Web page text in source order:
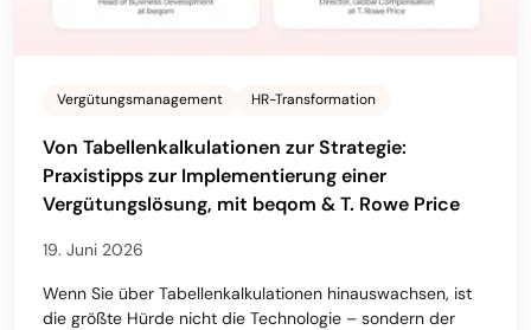
Vergütungsmanagement HR-Transformation
Von Tabellenkalkulationen zur Strategie:
Praxistipps zur Implementierung einer
Vergütungslösung, mit beqom & T. Rowe Price
19. Juni 2026
Wenn Sie über Tabellenkalkulationen hinauswachsen, ist
die größte Hürde nicht die Technologie – sondern der